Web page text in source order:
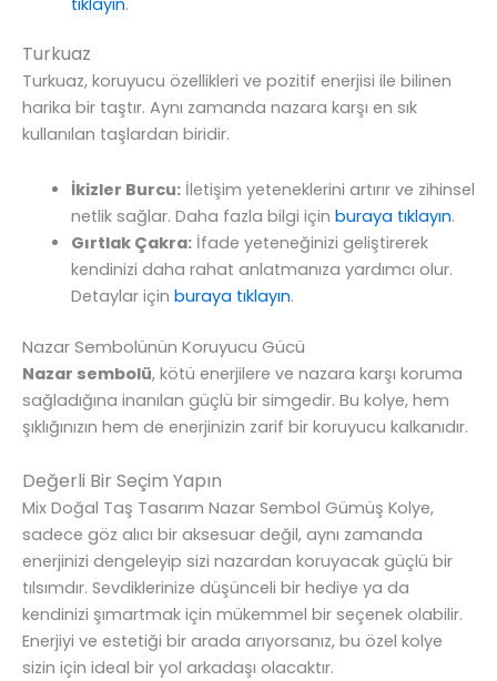
Turkuaz
Turkuaz, koruyucu özellikleri ve pozitif enerjisi ile bilinen
harika bir taştır. Aynı zamanda nazara karşı en sık
kullanılan taşlardan biridir.
İkizler Burcu:İletişim yeteneklerini artırır ve zihinsel
netlik sağlar. Daha fazla bilgi için buraya tıklayın.
Gırtlak Çakra:İfade yeteneğinizi geliştirerek
kendinizi daha rahat anlatmanıza yardımcı olur.
Detaylar için buraya tıklayın.
Nazar Sembolünün Koruyucu Gücü
Nazar sembolü, kötü enerjilere ve nazara karşı koruma
sağladığına inanılan güçlü bir simgedir. Bu kolye, hem
şıklığınızın hem de enerjinizin zarif bir koruyucu kalkanıdır.
Değerli Bir Seçim Yapın
Mix Doğal Taş Tasarım Nazar Sembol Gümüş Kolye,
sadece göz alıcı bir aksesuar değil, aynı zamanda
enerjinizi dengeleyip sizi nazardan koruyacak güçlü bir
tılsımdır. Sevdiklerinize düşünceli bir hediye ya da
kendinizi şımartmak için mükemmel bir seçenek olabilir.
Enerjiyi ve estetiği bir arada arıyorsanız, bu özel kolye
sizin için ideal bir yol arkadaşı olacaktır.